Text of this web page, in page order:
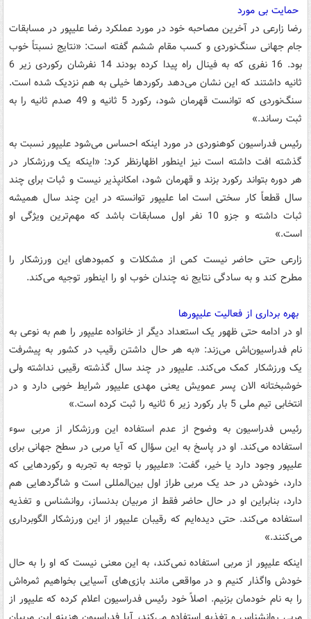
حمایت بی مورد
رضا زارعی در آخرین مصاحبه‌ خود در مورد عملکرد رضا علیپور در مسابقات
جام جهانی سنگ‌نوردی و کسب مقام ششم گفته است: «نتایج نسبتاً خوب
بود. 16 نفری که به فینال راه پیدا کرده بودند 14 نفرشان رکوردی زیر 6
ثانیه داشتند که این نشان می‌دهد رکوردها خیلی به هم نزدیک شده است.
سنگ‌نوردی که توانست قهرمان شود، رکورد 5 ثانیه و 49 صدم ثانیه را به
ثبت رساند.»
رئیس فدراسیون کوهنوردی در مورد اینکه احساس می‌شود علیپور نسبت به
گذشته افت داشته است نیز اینطور اظهارنظر کرد: «اینکه یک ورزشکار در
هر دوره بتواند رکورد بزند و قهرمان شود، امکانپذیر نیست و ثبات برای چند
سال قطعاً کار سختی است اما علیپور توانسته در این چند سال همیشه
ثبات داشته و جزو 10 نفر اول مسابقات باشد که مهم‌ترین ویژگی او
است.»
زارعی حتی حاضر نیست کمی از مشکلات و کمبودهای این ورزشکار را
مطرح کند و به سادگی نتایج نه چندان خوب او را اینطور توجیه می‌کند.
بهره برداری از فعالیت‌ علیپورها
او در ادامه حتی ظهور یک استعداد دیگر از خانواده علیپور را هم به نوعی به
نام فدراسیون‌اش می‌زند: «به هر حال داشتن رقیب در کشور به پیشرفت
یک ورزشکار کمک می‌کند. علیپور در چند سال گذشته رقیبی نداشته ولی
خوشبختانه الان پسر عمویش یعنی مهدی علیپور شرایط خوبی دارد و در
انتخابی تیم ملی 5 بار رکورد زیر 6 ثانیه را ثبت کرده است.»
رئیس فدراسیون به وضوح از عدم استفاده این ورزشکار از مربی سوء
استفاده می‌کند. او در پاسخ به این سؤال که آیا مربی در سطح جهانی برای
علیپور وجود دارد یا خیر، گفت: «علیپور با توجه به تجربه و رکوردهایی که
دارد، خودش در حد یک مربی طراز اول بین‌المللی است و شاگردهایی هم
دارد، بنابراین او در حال حاضر فقط از مربیان بدنساز، روانشناس و تغذیه
استفاده می‌کند. حتی دیده‌ایم که رقیبان علیپور از این ورزشکار الگوبرداری
می‌کنند.»
اینکه علیپور از مربی استفاده نمی‌کند، به این معنی نیست که او را به حال
خودش واگذار کنیم و در مواقعی مانند بازی‌های آسیایی بخواهیم ثمره‌اش
را به نام خودمان بزنیم. اصلاً خود رئیس فدراسیون اعلام کرده که علیپور از